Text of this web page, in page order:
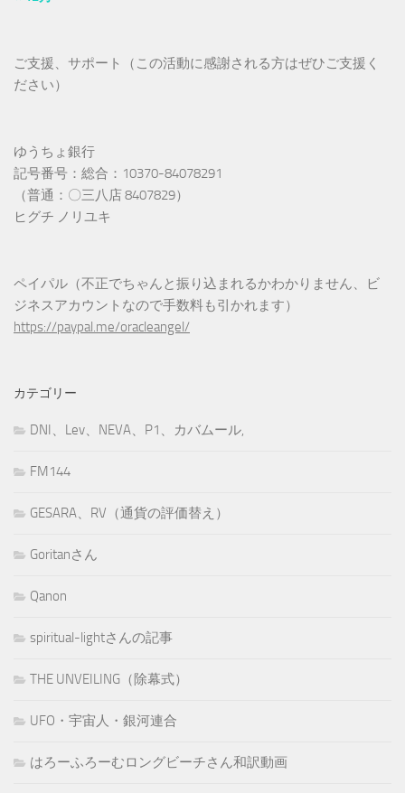
ご支援、サポート（この活動に感謝される方はぜひご支援く
ださい）
ゆうちょ銀行
記号番号：総合：10370-84078291
（普通：〇三八店 8407829）
ヒグチ ノリユキ
ペイパル（不正でちゃんと振り込まれるかわかりません、ビ
ジネスアカウントなので手数料も引かれます）
https://paypal.me/oracleangel/
カテゴリー
DNI、Lev、NEVA、P1、カバムール,
FM144
GESARA、RV（通貨の評価替え）
Goritanさん
Qanon
spiritual-lightさんの記事
THE UNVEILING（除幕式）
UFO・宇宙人・銀河連合
はろーふろーむロングビーチさん和訳動画